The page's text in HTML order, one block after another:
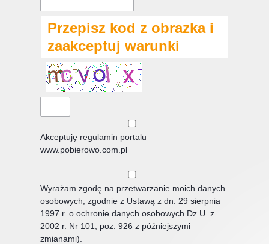
Przepisz kod z obrazka i
zaakceptuj warunki
Akceptuję regulamin portalu
www.pobierowo.com.pl
Wyrażam zgodę na przetwarzanie moich danych
osobowych, zgodnie z Ustawą z dn. 29 sierpnia
1997 r. o ochronie danych osobowych Dz.U. z
2002 r. Nr 101, poz. 926 z późniejszymi
zmianami).